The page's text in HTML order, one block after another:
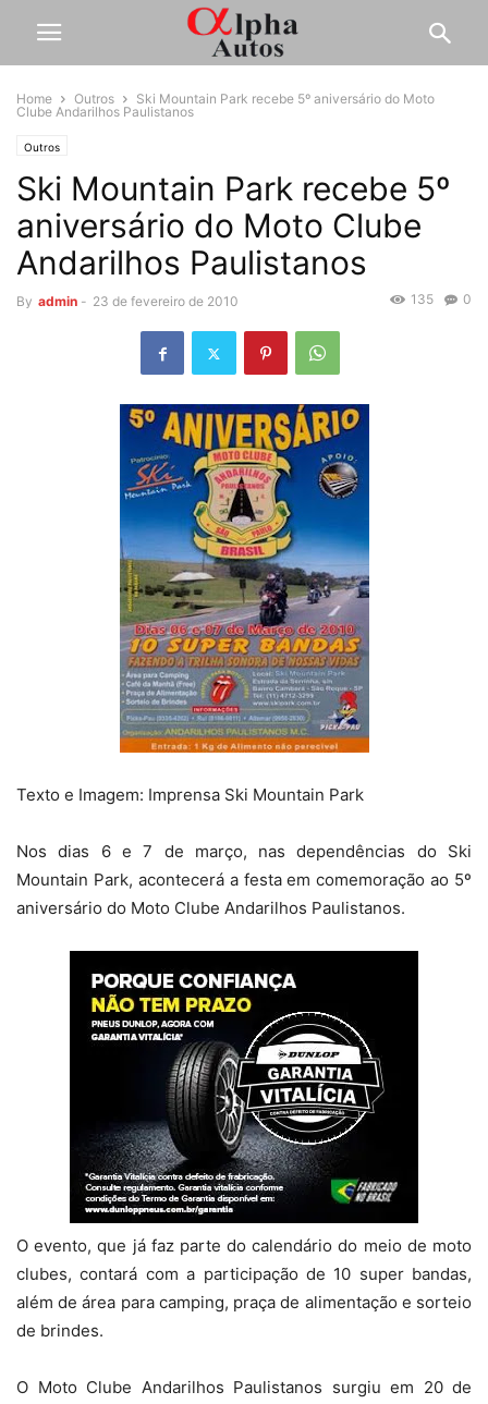
Home Outros
Ski Mountain Park recebe 5º aniversário do Moto
Clube Andarilhos Paulistanos
Outros
Ski Mountain Park recebe 5º
aniversário do Moto Clube
Andarilhos Paulistanos
By admin - 23 de fevereiro de 2010 0
135
Texto e Imagem: Imprensa Ski Mountain Park
Nos dias 6 e 7 de março, nas dependências do Ski
Mountain Park, acontecerá a festa em comemoração ao 5º
aniversário do Moto Clube Andarilhos Paulistanos.
O evento, que já faz parte do calendário do meio de moto
clubes, contará com a participação de 10 super bandas,
além de área para camping, praça de alimentação e sorteio
de brindes.
O Moto Clube Andarilhos Paulistanos surgiu em 20 de